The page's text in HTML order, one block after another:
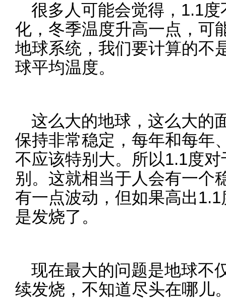
很多人可能会觉得，1.1
化，冬季温度升高一点，可
地球系统，我们要计算的不
球平均温度。
这么大的地球，这么大的
保持非常稳定，每年和每年
不应该特别大。所以1.1度
别。这就相当于人会有一个
有一点波动，但如果高出
是发烧了。
现在最大的问题是地球不
续发烧，不知道尽头在哪儿